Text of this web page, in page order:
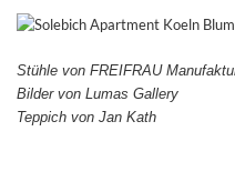
Stühle von FREIFRAU
Bilder von Lumas Gallery
Teppich von Jan Kath